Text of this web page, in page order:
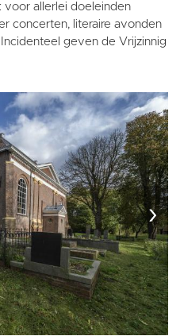
voor allerlei doeleinden
concerten, literaire avonden
geven de Vrijzinnig
›